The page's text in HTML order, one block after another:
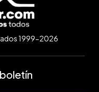
1999-2026